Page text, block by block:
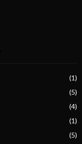
(1)
(5)
(4)
(1)
(5)